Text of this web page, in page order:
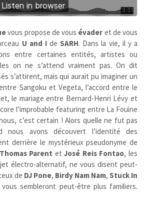
vous propose de vous évader et de vous
U and IdeSARH. Dans la vie, il y a
entre certaines entités, artistes ou
on ne s’attend vraiment pas. On dit
s’attirent, mais qui aurait pu imaginer un
Sangoku et Vegeta, l’accord entre le
le mariage entre Bernard-Henri Lévy et
l’improbable featuring entre La Fouine
c’est certain ! Alors quelle ne fut pas
nous avons découvert l’identité des
derrière le mystérieux pseudonyme de
Thomas Parent etJosé Reis Fontao, les
électro-alternatif, ne vous disent peut-
de DJ Pone, Birdy Nam Nam, Stuck In
sembleront peut-être plus familiers.